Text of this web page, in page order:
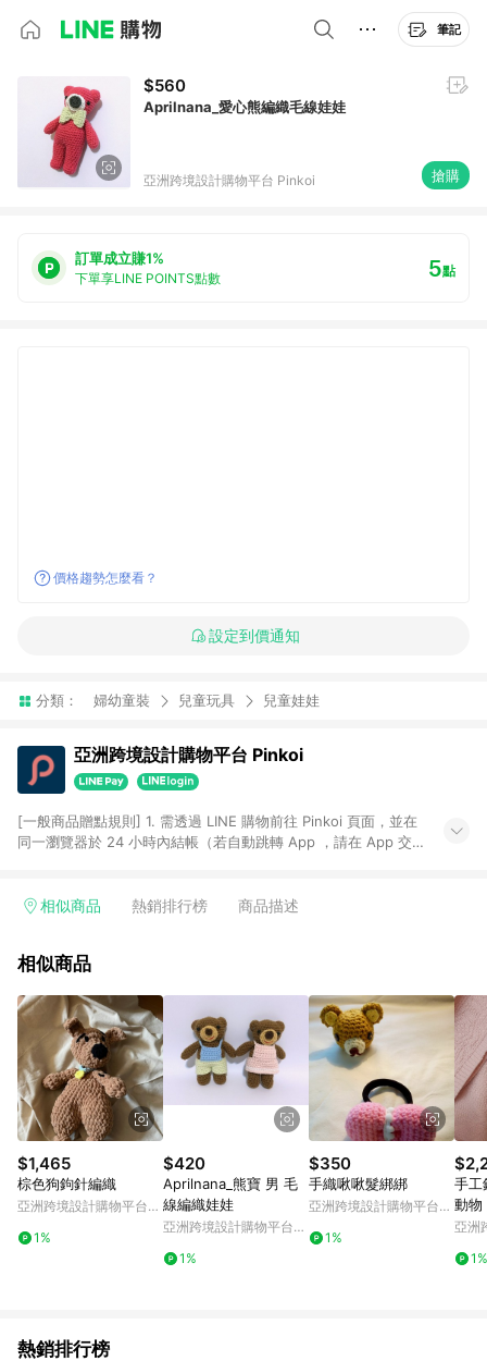
筆記
$560
Aprilnana_愛心熊編織毛線娃娃
亞洲跨境設計購物平台 Pinkoi 搶購
訂單成立賺1%
下單享LINE POINTS點數 5點
價格趨勢怎麼看？
設定到價通知
分類： 婦幼童裝 兒童玩具 兒童娃娃
亞洲跨境設計購物平台 Pinkoi
[一般商品贈點規則] 1. 需透過 LINE 購物前往 Pinkoi 頁面，並在
同一瀏覽器於 24 小時內結帳（若自動跳轉 App ，請在 App 交
回饋訂單不得享有 Pinkoi 站方優惠，例如首購優惠，P coins，
行為，不具贈點資格，部分退款不在此限。 6. APP 請更新至
貨後 45 天後發送。 8. 群眾募資商品，禮物卡，開館保證金，補
運費，攤位費等不具贈點資格。 9. LINE 購物站上之商品規格、
顏色、價位、贈品如與 Pinkoi 商品資訊頁及購物車不符，以
Pinkoi 購物商品資訊頁及購物車標示為準。 10. 點數紅包使用規
則請以點數紅包活動說明為準。 11. 若於 LINE 購物前往 Pinkoi
頁面後才首次下載 Pinkoi APP 並完成訂單，不符合導購資格；承
上，首次下載 Pinkoi APP 後，需透過 LINE 購物前往 Pinkoi 頁
面，方享導購資格。
相似商品 熱銷排行榜 商品描述
相似商品
$1,465
棕色狗鉤針編織
亞洲跨境設計購物平台
1%
$420
Aprilnana_熊寶 男 毛
線編織娃娃
亞洲跨境設計購物平台
1%
$350
手織啾啾髮綁綁
亞洲跨境設計購物平台
1%
手工
動物
織玩
亞洲
1%
熱銷排行榜